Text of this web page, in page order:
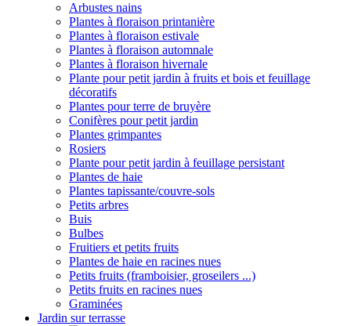
Arbustes nains
Plantes à floraison printanière
Plantes à floraison estivale
Plantes à floraison automnale
Plantes à floraison hivernale
Plante pour petit jardin à fruits et bois et feuillage
décoratifs
Plantes pour terre de bruyère
Conifères pour petit jardin
Plantes grimpantes
Rosiers
Plante pour petit jardin à feuillage persistant
Plantes de haie
Plantes tapissante/couvre-sols
Petits arbres
Buis
Bulbes
Fruitiers et petits fruits
Plantes de haie en racines nues
Petits fruits (framboisier, groseilers ...)
Petits fruits en racines nues
Graminées
Jardin sur terrasse